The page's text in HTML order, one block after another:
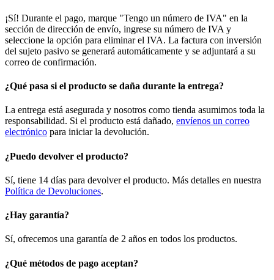
¡Sí! Durante el pago, marque "Tengo un número de IVA" en la
sección de dirección de envío, ingrese su número de IVA y
seleccione la opción para eliminar el IVA. La factura con inversión
del sujeto pasivo se generará automáticamente y se adjuntará a su
correo de confirmación.
¿Qué pasa si el producto se daña durante la entrega?
La entrega está asegurada y nosotros como tienda asumimos toda la
responsabilidad. Si el producto está dañado, envíenos un correo
electrónico para iniciar la devolución.
¿Puedo devolver el producto?
Sí, tiene 14 días para devolver el producto. Más detalles en nuestra
Política de Devoluciones.
¿Hay garantía?
Sí, ofrecemos una garantía de 2 años en todos los productos.
¿Qué métodos de pago aceptan?